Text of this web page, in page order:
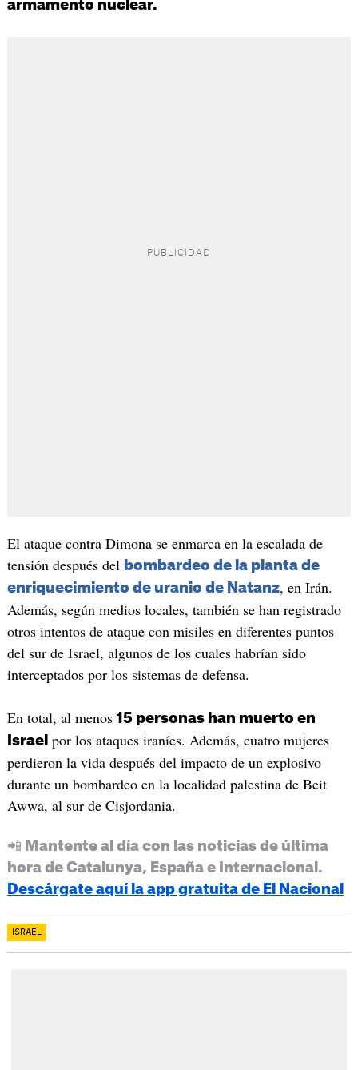
armamento nuclear.
El ataque contra Dimona se enmarca en la escalada de
tensión después del bombardeo de la planta de
enriquecimiento de uranio de Natanz, en Irán.
Además, según medios locales, también se han registrado
otros intentos de ataque con misiles en diferentes puntos
del sur de Israel, algunos de los cuales habrían sido
interceptados por los sistemas de defensa.
En total, al menos 15 personas han muerto en
Israel por los ataques iraníes. Además, cuatro mujeres
perdieron la vida después del impacto de un explosivo
durante un bombardeo en la localidad palestina de Beit
Awwa, al sur de Cisjordania.
📲 Mantente al día con las noticias de última
hora de Catalunya, España e Internacional.
Descárgate aquí la app gratuita de El Nacional
ISRAEL